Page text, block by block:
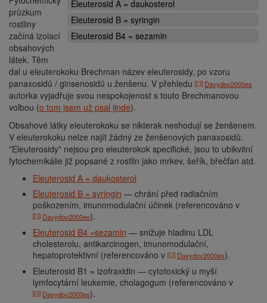
Eleuterosid A = daukosterol
Eleuterosid B = syringin
Eleuterosid B4 = sezamin
průzkum
rostliny
začíná izolací
obsahových
látek. Těm
dal u eleuterokoku Brechman název eleuterosidy, po vzoru
panaxosidů / ginsenosidů u ženšenu. V přehledu
Davydov2000es
autorka vyjadřuje svou nespokojenost s touto Brechmanovou
volbou (o tom jsem už psal jinde).
Obsahové látky eleuterokoku se nikterak neshodují se ženšenem.
V eleuterokoku nelze najít žádný ze ženšenových panaxosidů.
"Eleuterosidy" nejsou pro eleuterokok specifické, jsou to ubikvitní
fytochemikálie již popsané z rostlin jako mrkev, šeřík, břečťan atd.
Eleuterosid A = daukosterol
Eleuterosid B = syringin — chrání před radiačním
poškozením, imunomodulační účinek (referencováno v
Davydov2000es).
Eleuterosid B4 =sezamin — snižuje hladinu LDL
cholesterolu, antikarcinogen, imunomodulační,
hepatoprotektivní (referencováno v
Davydov2000es).
Eleuterosid B1 = izofraxidin — cytotoxický u myší
lymfocytární leukemie, cholagogum (referencováno v
Davydov2000es).